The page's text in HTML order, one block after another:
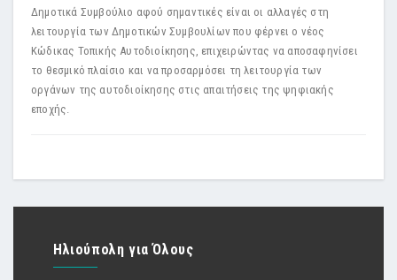
Δημοτικά Συμβούλιο αφού σημαντικές είναι οι αλλαγές στη
λειτουργία των Δημοτικών Συμβουλίων που φέρνει ο νέος
Κώδικας Τοπικής Αυτοδιοίκησης, επιχειρώντας να αποσαφηνίσει
το θεσμικό πλαίσιο και να προσαρμόσει τη λειτουργία των
οργάνων της αυτοδιοίκησης στις απαιτήσεις της ψηφιακής
εποχής.
Ηλιούπολη για Όλους